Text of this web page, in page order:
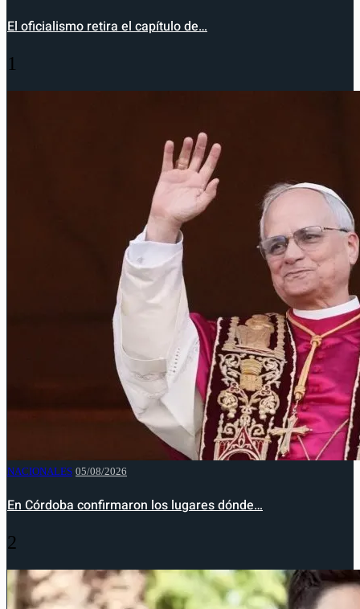
El oficialismo retira el capítulo de…
1
NACIONALES 05/08/2026
En Córdoba confirmaron los lugares dónde…
2